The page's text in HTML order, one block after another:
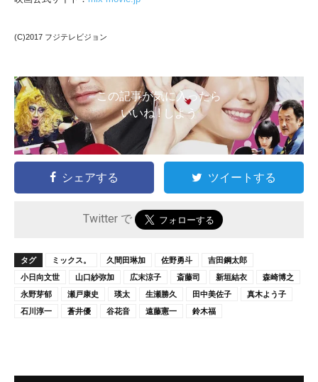
(C)2017 フジテレビジョン
この記事が気に入ったら
いいね ! しよう
シェアする ツイートする
Twitter で
タグ ミックス。 久間田琳加 佐野勇斗
吉田鋼太郎
小日向文世
山口紗弥加 広末涼子 斎藤司 新垣結衣
森崎博之
永野芽郁
瀬戸康史 瑛太 生瀬勝久 田中美佐子
真木よう子
石川淳一
蒼井優 谷花音 遠藤憲一 鈴木福